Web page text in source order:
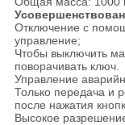
Отключение с
управление;
Чтобы выключить
поворачивать ключ.
Управление
Только передача и
после нажатия
Высокое